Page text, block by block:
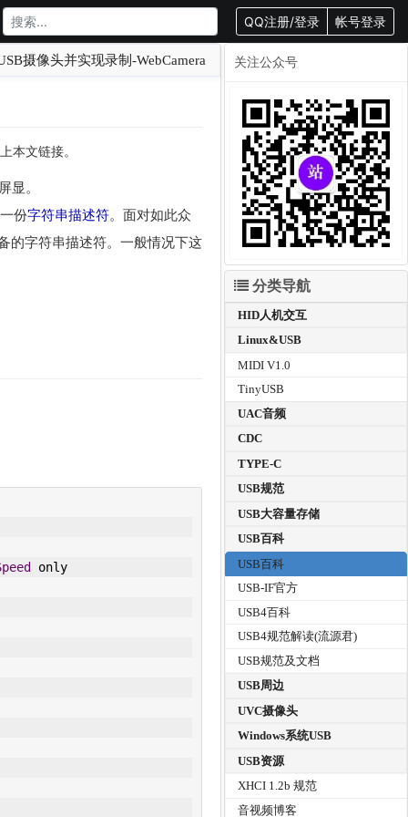
QQ注册/登录 帐号登录
摄像头并实现录制-WebCamera
本文链接。
显。
份字符串描述符。面对如此众
的字符串描述符。一般情况下这
only
关注公众号
分类导航
HID人机交互
Linux&USB
MIDI V1.0
TinyUSB
UAC音频
CDC
TYPE-C
USB规范
USB大容量存储
USB百科
USB百科
USB-IF官方
USB4百科
USB4规范解读(流源君)
USB规范及文档
USB周边
UVC摄像头
Windows系统USB
USB资源
XHCI 1.2b 规范
音视频博客